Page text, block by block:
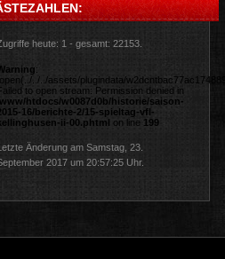
heute: 1 - gesamt: 22153.
:
../../assets/plugindata/
to open stream: Permission denied in
htdocs/w0087d0b/historie/saison-
16/berichte-2/15-spieltag-vfl-
ii-00.phtml on line 199
Änderung am Samstag, 23.
2017 um 20:57:25 Uhr.